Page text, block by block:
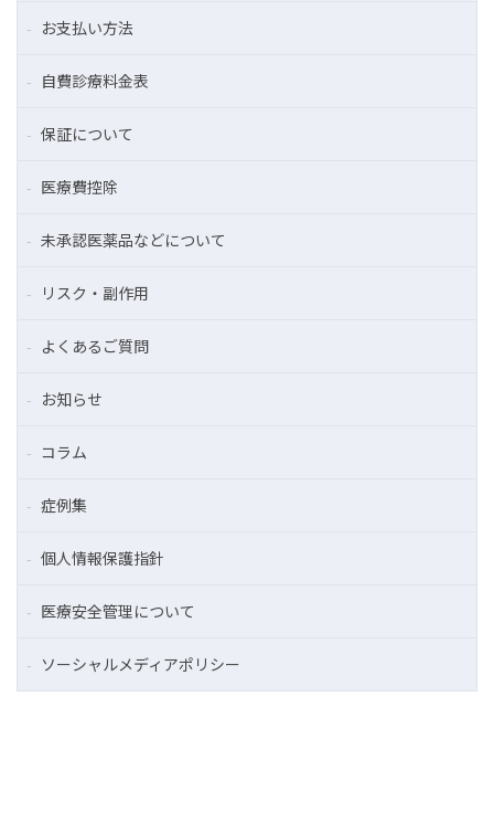
お支払い方法
自費診療料金表
保証について
医療費控除
未承認医薬品などについて
リスク・副作用
よくあるご質問
お知らせ
コラム
症例集
個人情報保護指針
医療安全管理について
ソーシャルメディアポリシー